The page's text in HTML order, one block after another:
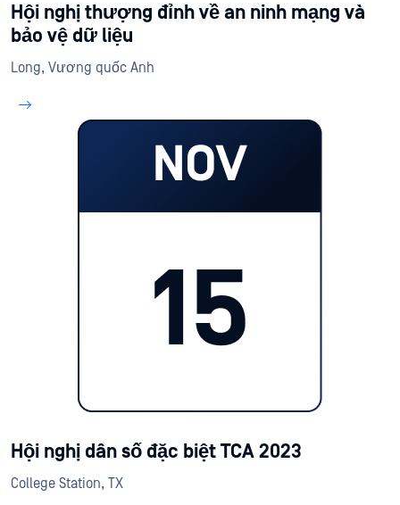
Hội nghị thượng đỉnh về an ninh mạng và
bảo vệ dữ liệu
Long, Vương quốc Anh
Hội nghị dân số đặc biệt TCA 2023
College Station, TX